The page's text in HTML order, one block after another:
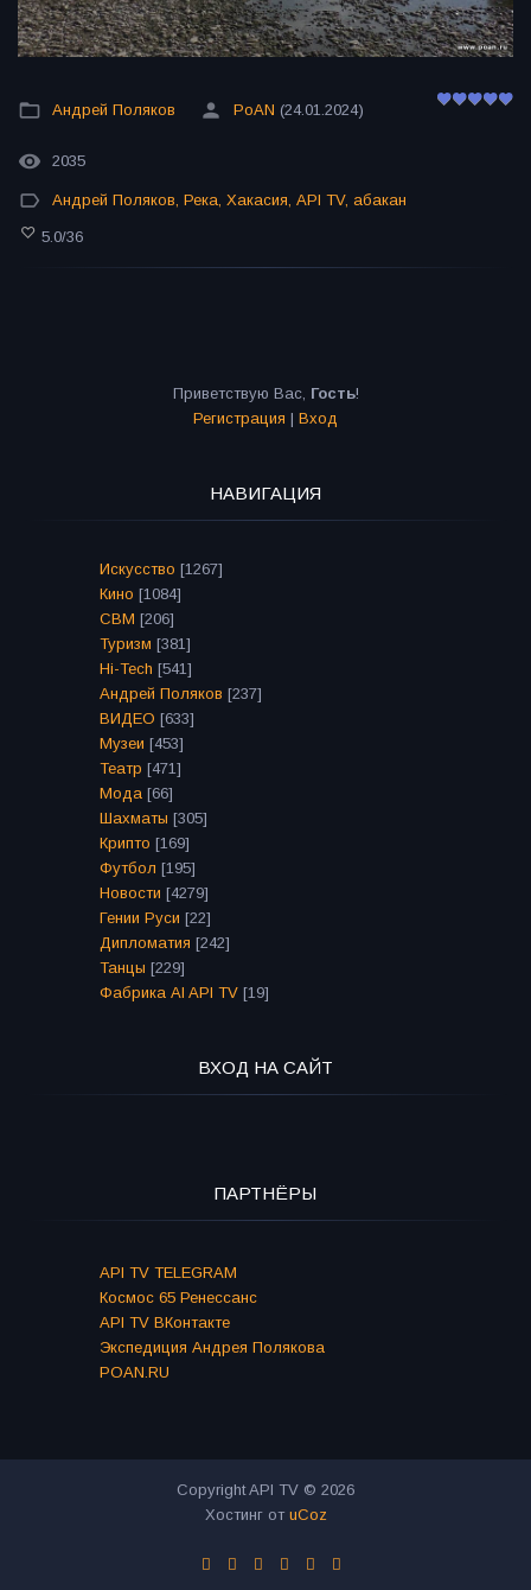
Андрей Поляков PoAN (24.01.2024)
2035
Андрей Поляков, Река, Хакасия, API TV, абакан
5.0/36
Приветствую Вас, Гость!
Регистрация | Вход
НАВИГАЦИЯ
Искусство [1267]
Кино [1084]
СВМ [206]
Туризм [381]
Hi-Tech [541]
Андрей Поляков [237]
ВИДЕО [633]
Музеи [453]
Театр [471]
Мода [66]
Шахматы [305]
Крипто [169]
Футбол [195]
Новости [4279]
Гении Руси [22]
Дипломатия [242]
Танцы [229]
Фабрика AI API TV [19]
ВХОД НА САЙТ
ПАРТНЁРЫ
API TV TELEGRAM
Космос 65 Ренессанс
API TV ВКонтакте
Экспедиция Андрея Полякова
POAN.RU
Copyright API TV © 2026
Хостинг от uCoz